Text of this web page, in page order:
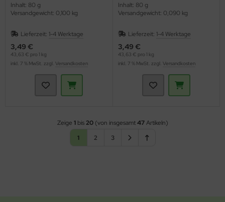
Inhalt: 80 g
Versandgewicht: 0,100 kg
Lieferzeit: 1-4 Werktage
3,49 €
43,63 € pro 1 kg
inkl. 7 % MwSt. zzgl. Versandkosten
Inhalt: 80 g
Versandgewicht: 0,090 kg
Lieferzeit: 1-4 Werktage
3,49 €
43,63 € pro 1 kg
inkl. 7 % MwSt. zzgl. Versandkosten
Zeige 1bis20(von insgesamt47Artikeln)
1
2 3